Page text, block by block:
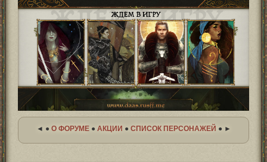
◄ ● О ФОРУМЕ● АКЦИИ ● СПИСОК ПЕРСОНАЖЕЙ ● ►